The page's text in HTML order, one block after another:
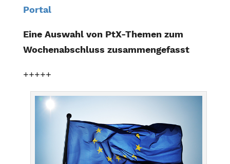
Portal
Eine Auswahl von PtX-Themen zum
Wochenabschluss zusammengefasst
+++++